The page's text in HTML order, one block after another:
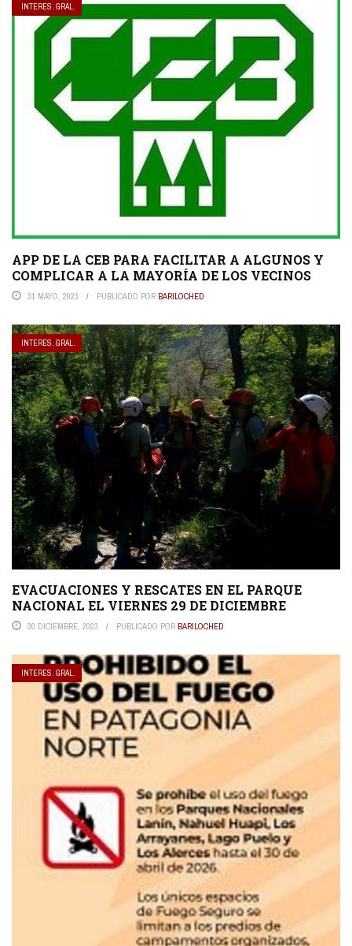
INTERES. GRAL.
APP DE LA CEB PARA FACILITAR A ALGUNOS Y
COMPLICAR A LA MAYORÍA DE LOS VECINOS
31 MAYO, 2023 PUBLICADO POR BARILOCHED
INTERES. GRAL.
EVACUACIONES Y RESCATES EN EL PARQUE
NACIONAL EL VIERNES 29 DE DICIEMBRE
30 DICIEMBRE, 2023 PUBLICADO POR BARILOCHED
INTERES. GRAL.